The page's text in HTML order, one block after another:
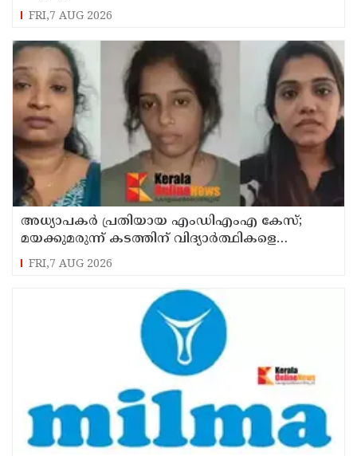
FRI,7 AUG 2026
അധ്യാപകര്‍ പ്രതിയായ എംഡിഎംഎ കേസ്;
മയക്കുമരുന്ന് കടത്തിന് വിദ്യാര്‍ത്ഥികളെ
ഉപയോഗിച്ചോ എന്ന് സംശയം
FRI,7 AUG 2026